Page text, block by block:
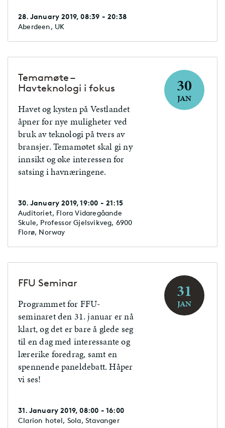
28. January 2019, 08:39 - 20:38
Aberdeen, UK
Temamøte –
Havteknologi i fokus
Havet og kysten på Vestlandet
åpner for nye muligheter ved
bruk av teknologi på tvers av
bransjer. Temamøtet skal gi ny
innsikt og øke interessen for
satsing i havnæringene.
30. January 2019, 19:00 - 21:15
Auditoriet, Flora Vidaregåande
Skule, Professor Gjelsvikveg, 6900
Florø, Norway
30
JAN
FFU Seminar
Programmet for FFU-
seminaret den 31. januar er nå
klart, og det er bare å glede seg
til en dag med interessante og
lærerike foredrag, samt en
spennende paneldebatt. Håper
vi ses!
31. January 2019, 08:00 - 16:00
Clarion hotel, Sola, Stavanger
31
JAN